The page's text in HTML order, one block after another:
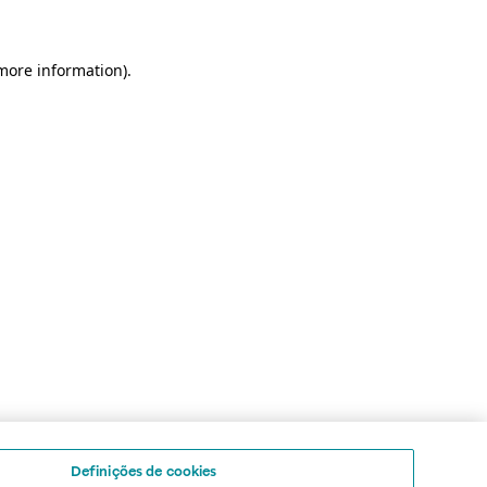
information).
Definições de cookies